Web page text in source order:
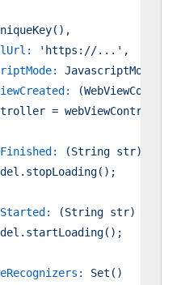
'https://...' ,
= webViewController;
(String str)
(String str)
Set()